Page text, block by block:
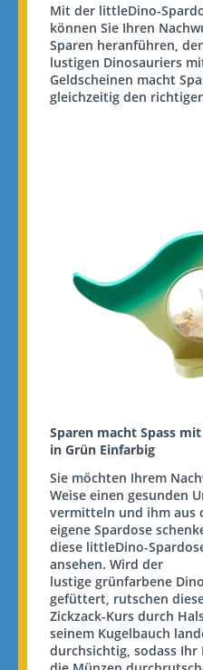
Mit der littleDino-
können Sie Ihren
Sparen heranführen,
lustigen Dinosauriers
Geldscheinen macht
gleichzeitig den
Sparen macht Spass
in Grün Einfarbig
Sie möchten Ihrem
Weise einen gesunden
vermitteln und ihm aus
eigene Spardose
diese littleDino-
ansehen. Wird der
lustige grünfarbene
gefüttert, rutschen
Zickzack-Kurs durch
seinem Kugelbauch
durchsichtig, sodass Ihr